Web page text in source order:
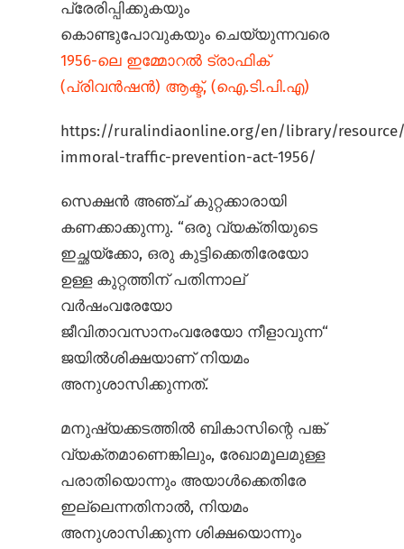
പ്രേരിപ്പിക്കുകയും
കൊണ്ടുപോവുകയും ചെയ്യുന്നവരെ
1956-ലെ ഇമ്മോറൽ ട്രാഫിക്
(പ്രിവൻഷൻ) ആക്ട്, (ഐ.ടി.പി.എ)
https://ruralindiaonline.org/en/library/
immoral-traffic-prevention-act-1956/
സെക്ഷൻ അഞ്ച് കുറ്റക്കാരായി
കണക്കാക്കുന്നു. “ഒരു വ്യക്തിയുടെ
ഇച്ഛയ്ക്കോ, ഒരു കുട്ടിക്കെതിരേയോ
ഉള്ള കുറ്റത്തിന് പതിന്നാല്
വർഷംവരേയോ
ജീവിതാവസാനം‌വരേയോ നീളാവുന്ന“
ജയിൽ‌ശിക്ഷയാണ് നിയമം
അനുശാസിക്കുന്നത്.
മനുഷ്യക്കടത്തിൽ ബികാസിന്റെ പങ്ക്
വ്യക്തമാണെങ്കിലും, രേഖാമൂലമുള്ള
പരാതിയൊന്നും അയാൾക്കെതിരേ
ഇല്ലെന്നതിനാൽ, നിയമം
അനുശാസിക്കുന്ന ശിക്ഷയൊന്നും